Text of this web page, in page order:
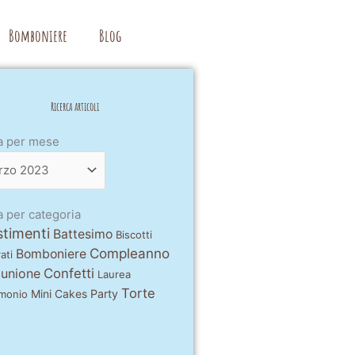
Bomboniere Blog
Ricerca articoli
per mese
per categoria
Battesimo Biscotti
Bomboniere Compleanno
Confetti Laurea
Mini Cakes Party Torte